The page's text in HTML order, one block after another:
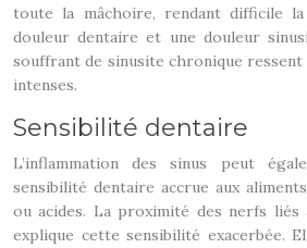
toute la mâchoire, rendant difficile
douleur dentaire et une douleur
souffrant de sinusite chronique
intenses.
Sensibilité dentaire
L’inflammation des sinus peut
sensibilité dentaire accrue aux
ou acides. La proximité des nerfs liés
explique cette sensibilité exacerbée.